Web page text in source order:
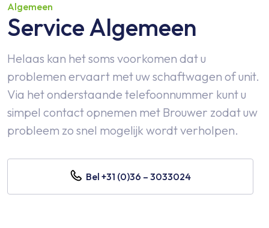
Algemeen
Service Algemeen
Helaas kan het soms voorkomen dat u
problemen ervaart met uw schaftwagen of unit.
Via het onderstaande telefoonnummer kunt u
simpel contact opnemen met Brouwer zodat uw
probleem zo snel mogelijk wordt verholpen.
Bel +31 (0)36 – 3033024